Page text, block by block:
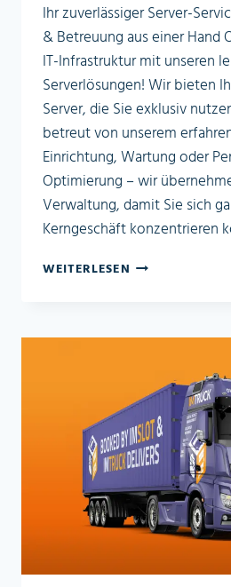
Ihr zuverlässiger Server-
& Betreuung aus einer Hand
IT-Infrastruktur mit unseren
Serverlösungen! Wir bieten
Server, die Sie exklusiv
betreut von unserem
Einrichtung, Wartung oder
Optimierung – wir
Verwaltung, damit Sie sich
Kerngeschäft konzentrieren
WEITERLESEN IT